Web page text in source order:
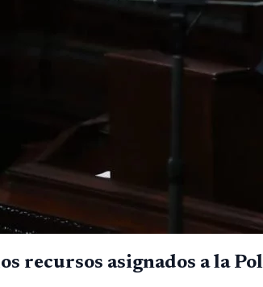
recursos asignados a la